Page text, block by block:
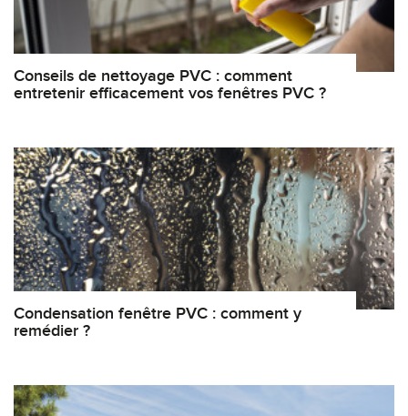
Conseils de nettoyage PVC : comment
entretenir efficacement vos fenêtres PVC ?
Condensation fenêtre PVC : comment y
remédier ?